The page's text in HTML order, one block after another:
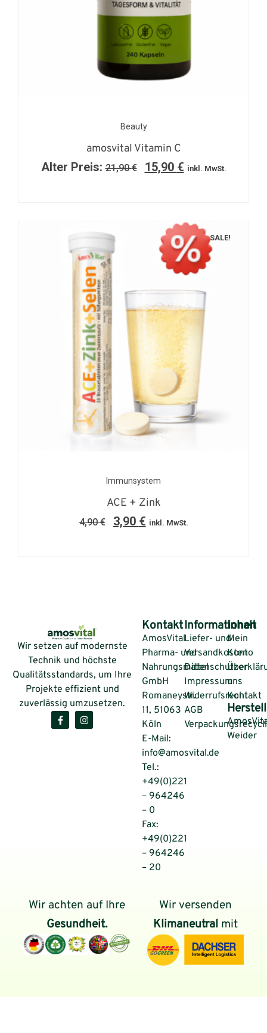
Beauty
amosvital Vitamin C
Alter Preis: 21,90€ 15,90 € inkl. MwSt.
SALE!
Immunsystem
ACE + Zink
4,90€ 3,90 € inkl. MwSt.
Wir setzen auf modernste
Technik und höchste
Qualitätsstandards, um Ihre
Projekte effizient und
zuverlässig umzusetzen.
Kontakt
AmosVital
Pharma- und
Nahrungsmittel
GmbH
Romaneystr.
11, 51063
Köln
E-Mail:
info@amosvital.de
Tel.:
+49(0)221
– 964246
– 0
Fax:
+49(0)221
– 964246
– 20
Informationen
Liefer- und
Versandkosten
Impressum
Widerrufsrecht
AGB
Inhalt
Mein
Konto
Über
uns
Kontakt
Weider
Wir achten auf Ihre
Gesundheit.
Wir versenden
Klimaneutral mit